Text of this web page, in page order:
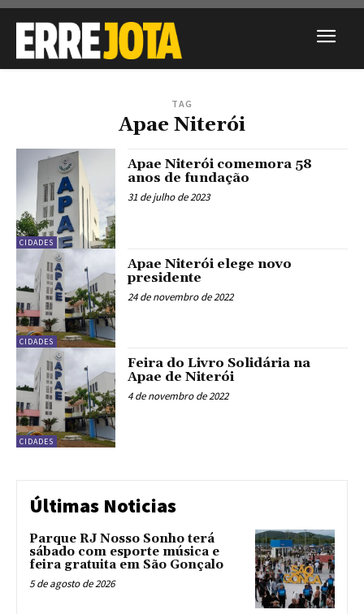
TAG
Apae Niterói
CIDADES
Apae Niterói comemora 58
anos de fundação
31 de julho de 2023
CIDADES
Apae Niterói elege novo
presidente
24 de novembro de 2022
CIDADES
Feira do Livro Solidária na
Apae de Niterói
4 de novembro de 2022
Últimas Noticias
Parque RJ Nosso Sonho terá
sábado com esporte música e
feira gratuita em São Gonçalo
5 de agosto de 2026